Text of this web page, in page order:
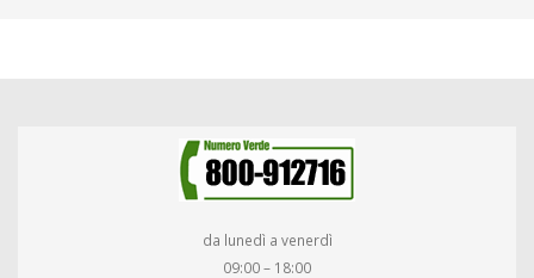
da lunedì a venerdì
09:00 – 18:00